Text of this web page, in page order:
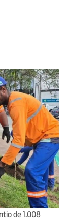
de 1.008